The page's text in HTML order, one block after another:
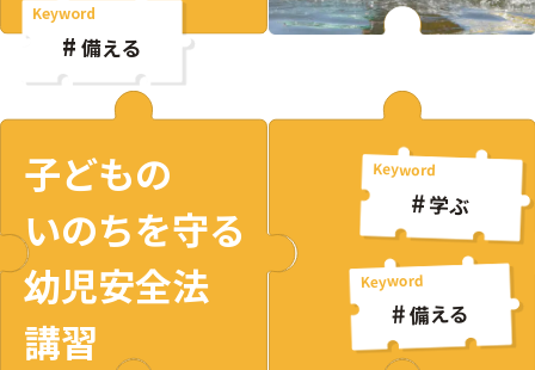
備える
子どもの
いのちを守る
幼児安全法
講習
学ぶ
備える